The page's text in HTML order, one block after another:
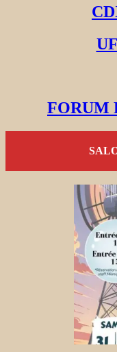
FORUM